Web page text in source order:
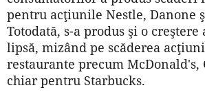
pentru acţiunile Nestle, Danone
Totodată, s-a produs şi o
lipsă, mizând pe scăderea
restaurante precum McDonald's,
chiar pentru Starbucks.